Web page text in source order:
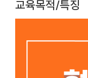
교육목적/특징